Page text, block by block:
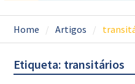
Home Artigos
Etiqueta: transitários